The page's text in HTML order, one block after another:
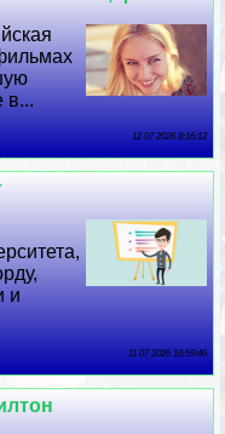
в...
12 07 2026 8:16:12
и
11 07 2026 16:59:46